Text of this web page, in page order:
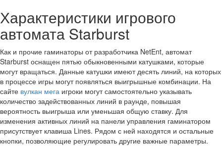
Характеристики игрового
автомата Starburst
Как и прочие гаминаторы от разработчика NetEnt, автомат
Starburst оснащен пятью обыкновенными катушками, которые
могут вращаться. Данные катушки имеют десять линий, на которых
в процессе игры могут появляться выигрышные комбинации. На
сайте вулкан мега игроки могут самостоятельно указывать
количество задействованных линий в раунде, повышая
вероятность выигрыша или уменьшая общую ставку. Для
изменения активных линий на панели управления гаминатором
присутствует клавиша Lines. Рядом с ней находятся и остальные
кнопки, позволяющие регулировать другие важные параметры.